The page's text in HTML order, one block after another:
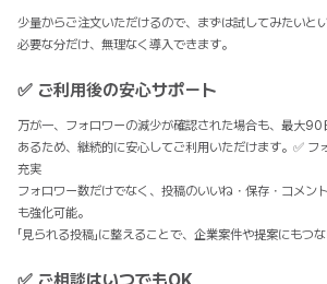
少量からご注文いただけるので、まずは試してみたいと
必要な分だけ、無理なく導入できます。
✅ ご利用後の安心サポート
万が一、フォロワーの減少が確認された場合も、最大
あるため、継続的に安心してご利用いただけます。✅ フ
充実
フォロワー数だけでなく、投稿のいいね・保存・コメン
も強化可能。
「見られる投稿」に整えることで、企業案件や提案にもつ